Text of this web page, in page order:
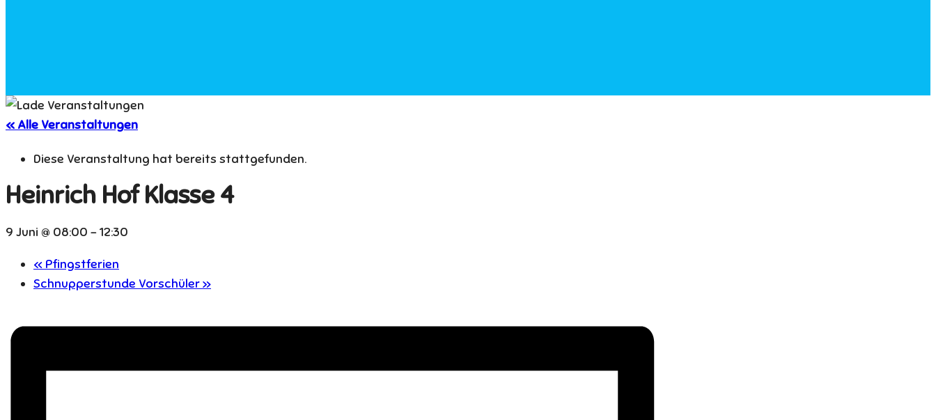
« Alle Veranstaltungen
Diese Veranstaltung hat bereits stattgefunden.
Heinrich Hof Klasse 4
9 Juni @ 08:00 -12:30
« Pfingstferien
Schnupperstunde Vorschüler»